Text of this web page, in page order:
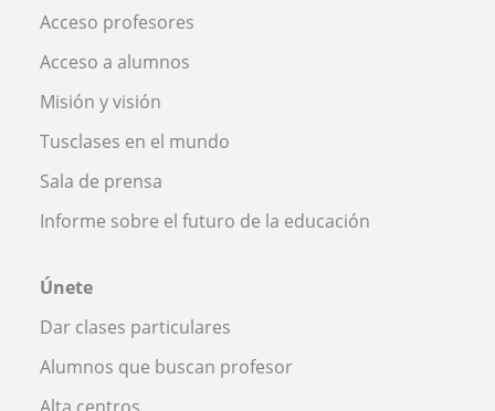
Acceso profesores
Acceso a alumnos
Misión y visión
Tusclases en el mundo
Sala de prensa
Informe sobre el futuro de la educación
Únete
Dar clases particulares
Alumnos que buscan profesor